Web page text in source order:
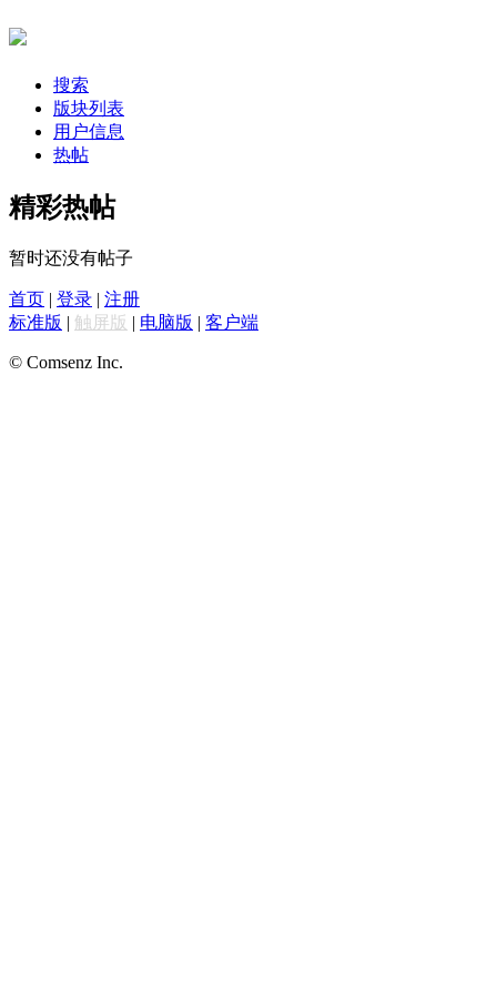
搜索
版块列表
用户信息
热帖
精彩热帖
暂时还没有帖子
首页 | 登录 | 注册
标准版 | 触屏版 | 电脑版 | 客户端
© Comsenz Inc.